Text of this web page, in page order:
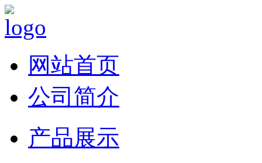
网站首页
公司简介
产品展示